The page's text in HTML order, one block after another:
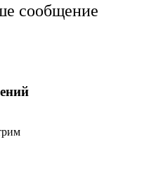
сообщение